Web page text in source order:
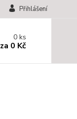
Přihlášení
0ks
za 0 Kč